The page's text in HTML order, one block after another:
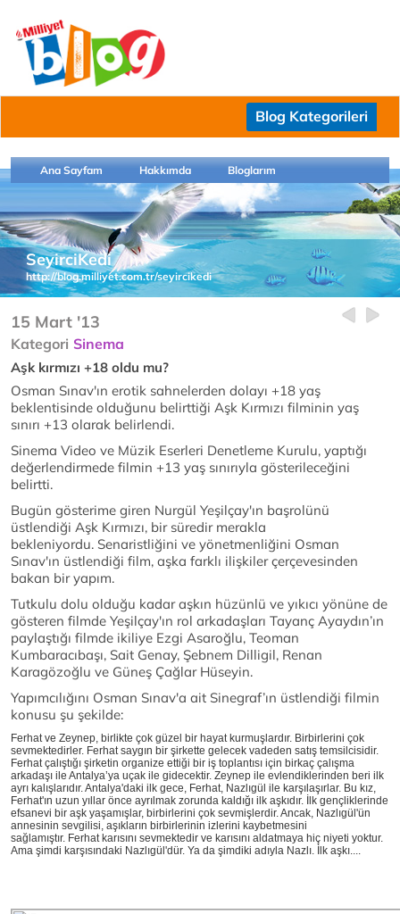
Blog Kategorileri
Ana Sayfam Hakkımda Bloglarım
SeyirciKedi
http://blog.milliyet.com.tr/seyircikedi
15 Mart '13
Kategori Sinema
Aşk kırmızı +18 oldu mu?
Osman Sınav'ın erotik sahnelerden dolayı +18 yaş
beklentisinde olduğunu belirttiği Aşk Kırmızı filminin yaş
sınırı +13 olarak belirlendi.
Sinema Video ve Müzik Eserleri Denetleme Kurulu, yaptığı
değerlendirmede filmin +13 yaş sınırıyla gösterileceğini
belirtti.
Bugün gösterime giren Nurgül Yeşilçay'ın başrolünü
üstlendiği Aşk Kırmızı, bir süredir merakla
bekleniyordu. Senaristliğini ve yönetmenliğini Osman
Sınav'ın üstlendiği film, aşka farklı ilişkiler çerçevesinden
bakan bir yapım.
Tutkulu dolu olduğu kadar aşkın hüzünlü ve yıkıcı yönüne de
gösteren filmde Yeşilçay'ın rol arkadaşları Tayanç Ayaydın’ın
paylaştığı filmde ikiliye Ezgi Asaroğlu, Teoman
Kumbaracıbaşı, Sait Genay, Şebnem Dilligil, Renan
Karagözoğlu ve Güneş Çağlar Hüseyin.
Yapımcılığını Osman Sınav'a ait Sinegraf’ın üstlendiği filmin
konusu şu şekilde:
Ferhat ve Zeynep, birlikte çok güzel bir hayat kurmuşlardır. Birbirlerini çok
sevmektedirler. Ferhat saygın bir şirkette gelecek vadeden satış temsilcisidir.
Ferhat çalıştığı şirketin organize ettiği bir iş toplantısı için birkaç çalışma
arkadaşı ile Antalya’ya uçak ile gidecektir. Zeynep ile evlendiklerinden beri ilk
ayrı kalışlarıdır. Antalya'daki ilk gece, Ferhat, Nazlıgül ile karşılaşırlar. Bu kız,
Ferhat'ın uzun yıllar önce ayrılmak zorunda kaldığı ilk aşkıdır. İlk gençliklerinde
efsanevi bir aşk yaşamışlar, birbirlerini çok sevmişlerdir. Ancak, Nazlıgül'ün
annesinin sevgilisi, aşıkların birbirlerinin izlerini kaybetmesini
sağlamıştır. Ferhat karısını sevmektedir ve karısını aldatmaya hiç niyeti yoktur.
Ama şimdi karşısındaki Nazlıgül'dür. Ya da şimdiki adıyla Nazlı. İlk aşkı....